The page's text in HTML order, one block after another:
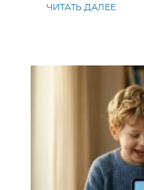
ЧИТАТЬ ДАЛЕЕ